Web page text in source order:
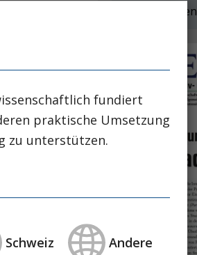
Jetzt lesen
fundiert
praktische Umsetzung
zu unterstützen.
Schweiz Andere